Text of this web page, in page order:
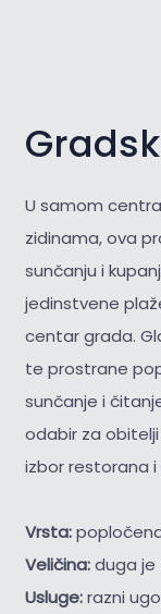
U samom
zidinama, ova
sunčanju i
jedinstvene
centar grada.
te prostrane
sunčanje i
odabir za obitelji
izbor restorana i
Vrsta:
Veličina:duga je
Usluge:razni